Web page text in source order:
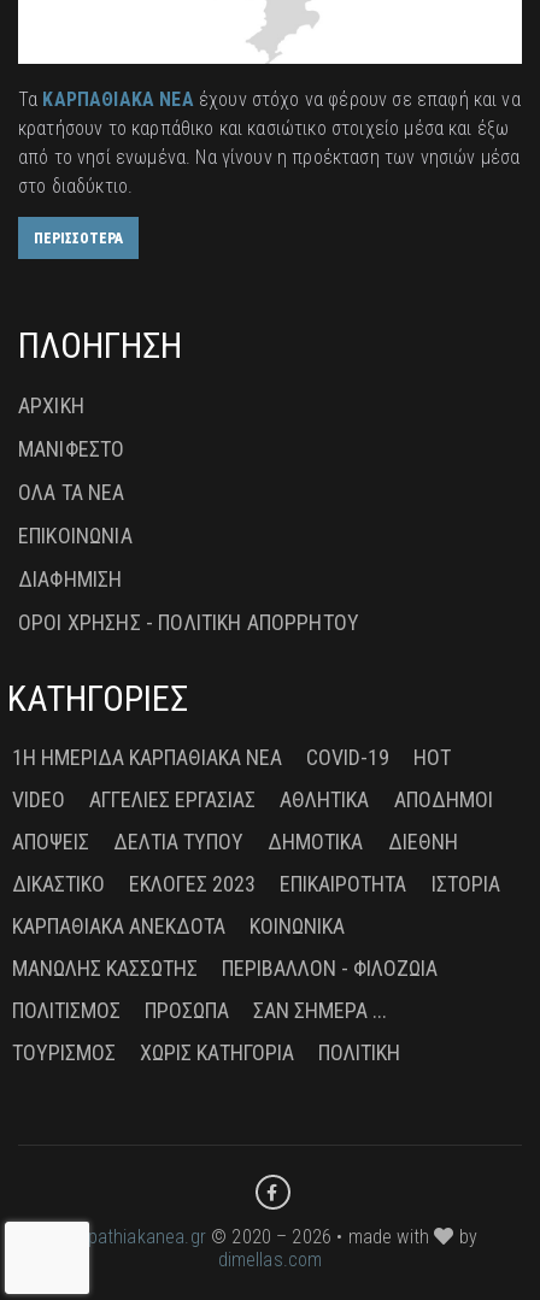
Τα ΚΑΡΠΑΘΙΑΚΑ ΝΕΑέχουν στόχο να φέρουν σε επαφή και να
κρατήσουν το καρπάθικο και κασιώτικο στοιχείο μέσα και έξω
από το νησί ενωμένα. Να γίνουν η προέκταση των νησιών μέσα
στο διαδύκτιο.
ΠΕΡΙΣΣΟΤΕΡΑ
ΠΛΟΗΓΗΣΗ
ΑΡΧΙΚΗ
ΜΑΝΙΦΕΣΤΟ
ΟΛΑ ΤΑ ΝΕΑ
ΕΠΙΚΟΙΝΩΝΙΑ
ΔΙΑΦΗΜΙΣΗ
ΟΡΟΙ ΧΡΗΣΗΣ - ΠΟΛΙΤΙΚΗ ΑΠΟΡΡΗΤΟΥ
ΚΑΤΗΓΟΡΙΕΣ
1Η ΗΜΕΡΊΔΑ ΚΑΡΠΑΘΙΑΚΆ ΝΈΑ COVID-19
HOT
VIDEO
ΑΓΓΕΛΊΕΣ ΕΡΓΑΣΊΑΣ ΑΘΛΗΤΙΚΆ
ΑΠΌΔΗΜΟΙ
ΑΠΌΨΕΙΣ
ΔΕΛΤΊΑ ΤΎΠΟΥ ΔΗΜΟΤΙΚΆ
ΔΙΕΘΝΉ
ΔΙΚΑΣΤΙΚΌ
ΕΚΛΟΓΈΣ 2023 ΕΠΙΚΑΙΡΌΤΗΤΑ
ΙΣΤΟΡΊΑ
ΚΑΡΠΑΘΙΑΚΆ ΑΝΈΚΔΟΤΑ
ΚΟΙΝΩΝΙΚΆ
ΜΑΝΏΛΗΣ ΚΑΣΣΏΤΗΣ
ΠΕΡΙΒΆΛΛΟΝ - ΦΙΛΟΖΩΊΑ
ΠΟΛΙΤΙΣΜΌΣ
ΠΡΌΣΩΠΑ
ΣΑΝ ΣΉΜΕΡΑ ...
ΤΟΥΡΙΣΜΌΣ
ΧΩΡΊΣ ΚΑΤΗΓΟΡΊΑ ΠΟΛΙΤΙΚΉ
karpathiakanea.gr© 2020 – 2026 • made with
by
dimellas.com